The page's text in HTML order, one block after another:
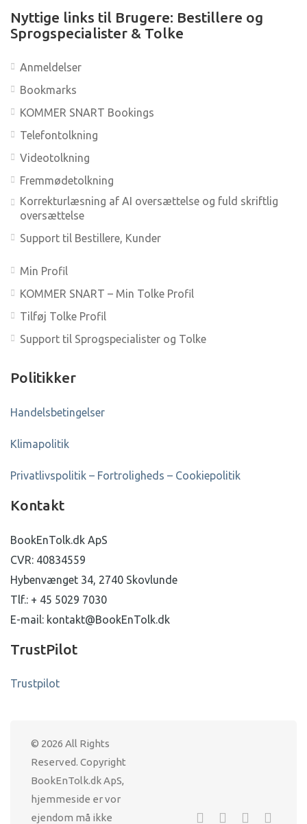
Nyttige links til Brugere: Bestillere og
Sprogspecialister & Tolke
Anmeldelser
Bookmarks
KOMMER SNART Bookings
Telefontolkning
Videotolkning
Fremmødetolkning
Korrekturlæsning af AI oversættelse og fuld skriftlig
oversættelse
Support til Bestillere, Kunder
Min Profil
KOMMER SNART – Min Tolke Profil
Tilføj Tolke Profil
Support til Sprogspecialister og Tolke
Politikker
Handelsbetingelser
Klimapolitik
Privatlivspolitik – Fortroligheds – Cookiepolitik
Kontakt
BookEnTolk.dk ApS
CVR: 40834559
Hybenvænget 34, 2740 Skovlunde
Tlf.: + 45 5029 7030
E-mail: kontakt@BookEnTolk.dk
TrustPilot
Trustpilot
© 2026 All Rights
Reserved. Copyright
BookEnTolk.dk ApS,
hjemmeside er vor
ejendom må ikke